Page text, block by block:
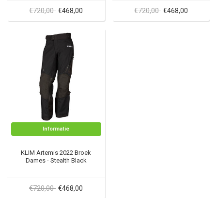
€720,00 €468,00 €720,00 €468,00
Informatie
KLIM Artemis 2022 Broek
Dames - Stealth Black
€720,00 €468,00